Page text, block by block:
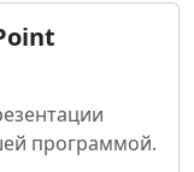
программой.